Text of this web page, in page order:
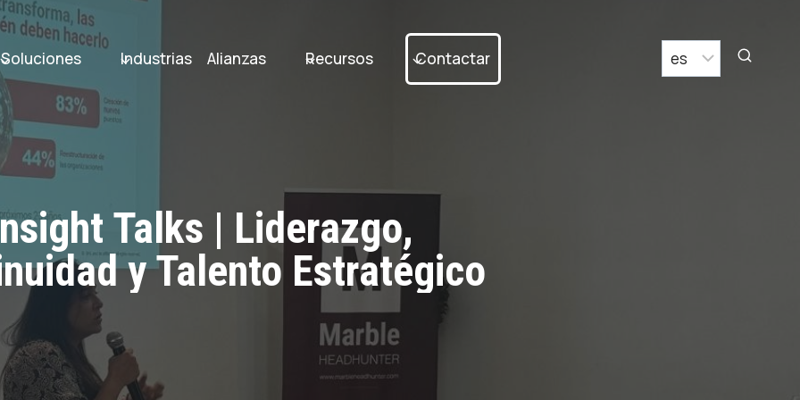
Soluciones Industrias Alianzas Recursos Contactar
Talks | Liderazgo,
y Talento Estratégico